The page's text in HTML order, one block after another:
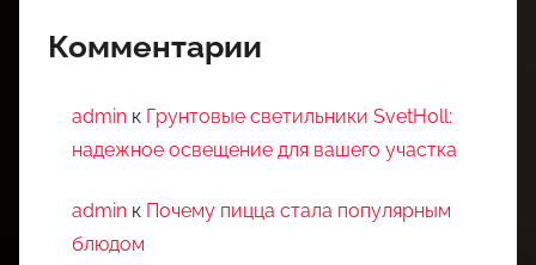
Комментарии
admin к Грунтовые светильники SvetHoll:
надежное освещение для вашего участка
admin к Почему пицца стала популярным
блюдом